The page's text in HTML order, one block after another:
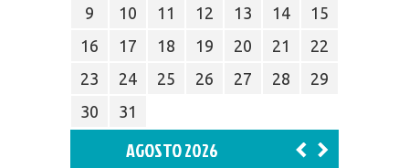
9
10 11 12 13 14
15
16
17 18 19 20 21
22
23
24 25 26 27 28
29
30
31
AGOSTO 2026